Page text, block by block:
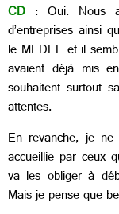
CD : Oui. Nous
d’entreprises ainsi
le MEDEF et il
avaient déjà mis
souhaitent surtout
attentes.
En revanche, je
accueillie par ceux
va les obliger à
Mais je pense que